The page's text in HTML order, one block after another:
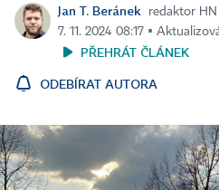
Jan T. Beránek
redaktor HN
7. 11. 2024 08:17 ▪
PŘEHRÁT ČLÁNEK
ODEBÍRAT AUTORA